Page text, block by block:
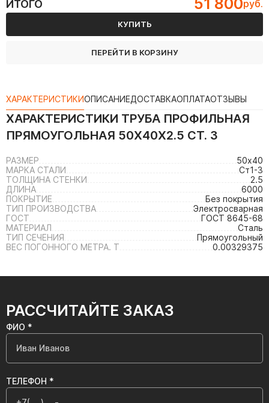
ИТОГО 51 800руб.
КУПИТЬ
ПЕРЕЙТИ В КОРЗИНУ
ХАРАКТЕРИСТИКИОПИСАНИЕДОСТАВКАОПЛАТАОТЗЫВЫ
ХАРАКТЕРИСТИКИ ТРУБА ПРОФИЛЬНАЯ
ПРЯМОУГОЛЬНАЯ 50Х40Х2.5 СТ. 3
РАЗМЕР
50х40
МАРКА СТАЛИ
Ст1-3
ТОЛЩИНА СТЕНКИ
2.5
ДЛИНА
6000
ПОКРЫТИЕ
Без покрытия
ТИП ПРОИЗВОДСТВА
Электросварная
ГОСТ
ГОСТ 8645-68
МАТЕРИАЛ
Сталь
ТИП СЕЧЕНИЯ
Прямоугольный
ВЕС ПОГОННОГО МЕТРА. Т
0.00329375
РАССЧИТАЙТЕ ЗАКАЗ
ФИО *
ТЕЛЕФОН *